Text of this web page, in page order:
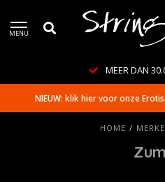
MENU
MEER DAN
NIEUW: klik hier voor onze
HOME /